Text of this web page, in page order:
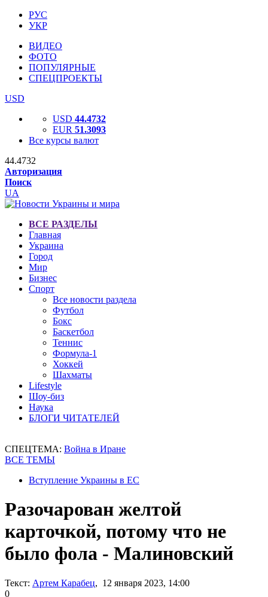
РУС
УКР
ВИДЕО
ФОТО
ПОПУЛЯРНЫЕ
СПЕЦПРОЕКТЫ
USD
USD 44.4732
EUR 51.3093
Все курсы валют
44.4732
Авторизация
Поиск
UA
ВСЕ РАЗДЕЛЫ
Главная
Украина
Город
Мир
Бизнес
Спорт
Все новости раздела
Футбол
Бокс
Баскетбол
Теннис
Формула-1
Хоккей
Шахматы
Lifestyle
Шоу-биз
Наука
БЛОГИ ЧИТАТЕЛЕЙ
СПЕЦТЕМА: Война в Иране
ВСЕ ТЕМЫ
Вступление Украины в ЕС
Разочарован желтой
карточкой, потому что не
было фола - Малиновский
Текст: Артем Карабец, 12 января 2023, 14:00
0